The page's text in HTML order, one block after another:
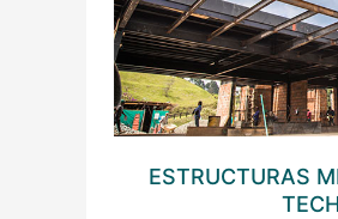
ESTRUCTURAS